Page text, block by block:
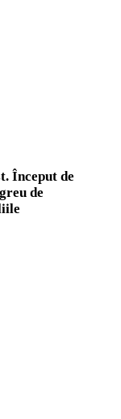
Început de
de